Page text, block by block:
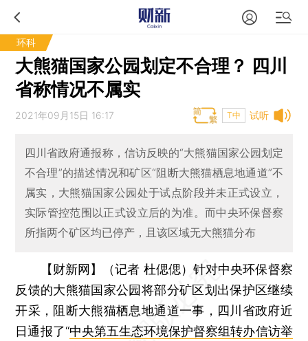
环科
大熊猫国家公园划定不合理？ 四川
省称情况不属实
试听
2021年09月15日 16:17 T中
四川省政府通报称，信访反映的“大熊猫国家公园划定
不合理”的描述情况和矿区“阻断大熊猫栖息地通道”不
属实，大熊猫国家公园处于试点阶段并未正式设立，
实际管控范围以正式设立后的为准。而中央环保督察
所指两个矿区均已停产，且该区域无大熊猫分布
【财新网】（记者 杜偲偲） 针对中央环保督察
反馈的大熊猫国家公园将部分矿区划出保护区继续
开采，阻断大熊猫栖息地通道一事，四川省政府近
日通报了“中央第五生态环境保护督察组转办信访举